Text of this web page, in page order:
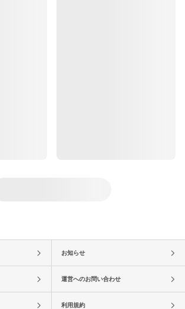
お知らせ
運営へのお問い合わせ
利用規約